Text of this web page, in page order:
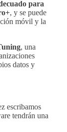
para
, y se puede
móvil y la
, una
datos y
escribamos
tendrán una